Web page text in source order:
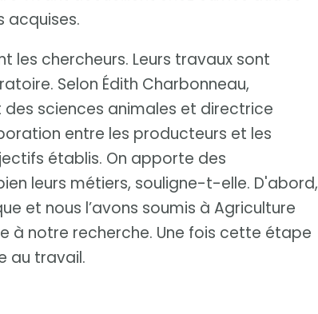
acquises.
les chercheurs. Leurs travaux sont
Selon Édith Charbonneau,
des sciences animales et directrice
entre les producteurs et les
établis. On apporte des
leurs métiers, souligne-t-elle. D'abord,
et nous l’avons soumis à Agriculture
à notre recherche. Une fois cette étape
au travail.